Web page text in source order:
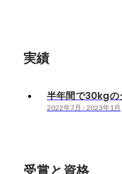
実績
半年間で30kgの
2022年7月 -2023年1月